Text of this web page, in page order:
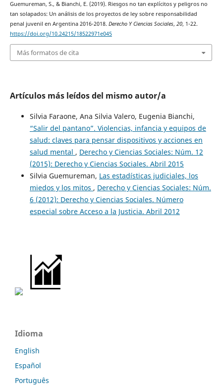
Guemureman, S., & Bianchi, E. (2019). Riesgos no tan explícitos y peligros no
tan solapados: Un análisis de los proyectos de ley sobre responsabilidad
penal juvenil en Argentina 2016-2018. Derecho Y Ciencias Sociales, 20, 1-22.
https://doi.org/10.24215/18522971e045
Más formatos de cita
Artículos más leídos del mismo autor/a
Silvia Faraone, Ana Silvia Valero, Eugenia Bianchi,
“Salir del pantano”. Violencias, infancia y equipos de
salud: claves para pensar dispositivos y acciones en
salud mental , Derecho y Ciencias Sociales: Núm. 12
(2015): Derecho y Ciencias Sociales. Abril 2015
Silvia Guemureman, Las estadísticas judiciales, los
miedos y los mitos , Derecho y Ciencias Sociales: Núm.
6 (2012): Derecho y Ciencias Sociales. Número
especial sobre Acceso a la Justicia. Abril 2012
Idioma
English
Español
Português